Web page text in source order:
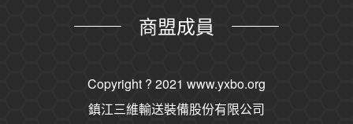
商盟成員
Copyright ? 2021 www.yxbo.org
鎮江三維輸送裝備股份有限公司